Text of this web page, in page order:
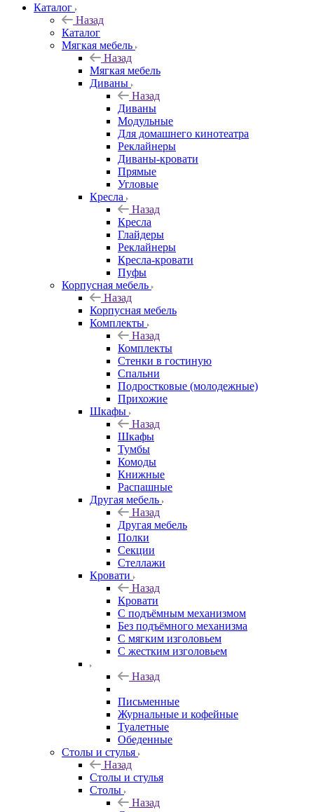
Каталог
Назад
Каталог
Мягкая мебель
Назад
Мягкая мебель
Диваны
Назад
Диваны
Модульные
Для домашнего кинотеатра
Реклайнеры
Диваны-кровати
Прямые
Угловые
Кресла
Назад
Кресла
Глайдеры
Реклайнеры
Кресла-кровати
Пуфы
Корпусная мебель
Назад
Корпусная мебель
Комплекты
Назад
Комплекты
Стенки в гостиную
Спальни
Подростковые (молодежные)
Прихожие
Шкафы
Назад
Шкафы
Тумбы
Комоды
Книжные
Распашные
Другая мебель
Назад
Другая мебель
Полки
Секции
Стеллажи
Кровати
Назад
Кровати
С подъёмным механизмом
Без подъёмного механизма
С мягким изголовьем
С жестким изголовьем
Назад
Письменные
Журнальные и кофейные
Туалетные
Обеденные
Столы и стулья
Назад
Столы и стулья
Столы
Назад